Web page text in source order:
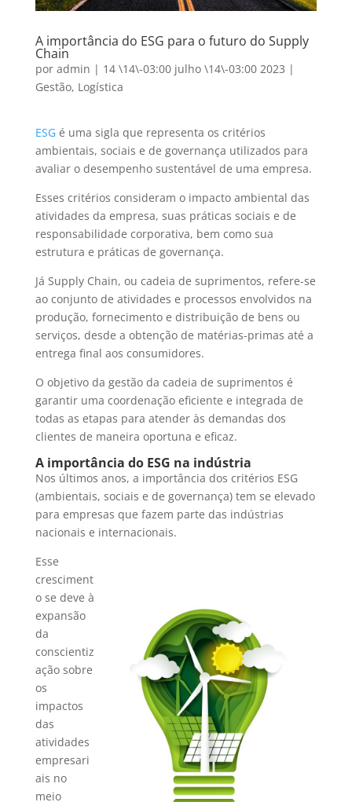
A importância do ESG para o futuro do Supply
Chain
por admin | 14 \14\-03:00 julho \14\-03:00 2023 |
Gestão, Logística
ESGé uma sigla que representa os critérios
ambientais, sociais e de governança utilizados para
avaliar o desempenho sustentável de uma empresa.
Esses critérios consideram o impacto ambiental das
atividades da empresa, suas práticas sociais e de
responsabilidade corporativa, bem como sua
estrutura e práticas de governança.
Já Supply Chain, ou cadeia de suprimentos, refere-se
ao conjunto de atividades e processos envolvidos na
produção, fornecimento e distribuição de bens ou
serviços, desde a obtenção de matérias-primas até a
entrega final aos consumidores.
O objetivo da gestão da cadeia de suprimentos é
garantir uma coordenação eficiente e integrada de
todas as etapas para atender às demandas dos
clientes de maneira oportuna e eficaz.
A importância do ESG na indústria
Nos últimos anos, a importância dos critérios ESG
(ambientais, sociais e de governança) tem se elevado
para empresas que fazem parte das indústrias
nacionais e internacionais.
Esse
cresciment
o se deve à
expansão
da
conscientiz
ação sobre
os
impactos
das
atividades
empresari
ais no
meio